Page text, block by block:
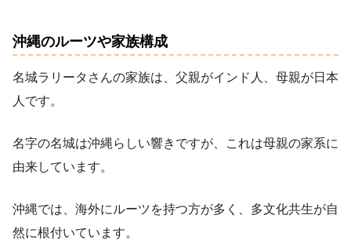
沖縄のルーツや家族構成
名城ラリータさんの家族は、父親がインド人、母親が日本
人です。
名字の名城は沖縄らしい響きですが、これは母親の家系に
由来しています。
沖縄では、海外にルーツを持つ方が多く、多文化共生が自
然に根付いています。